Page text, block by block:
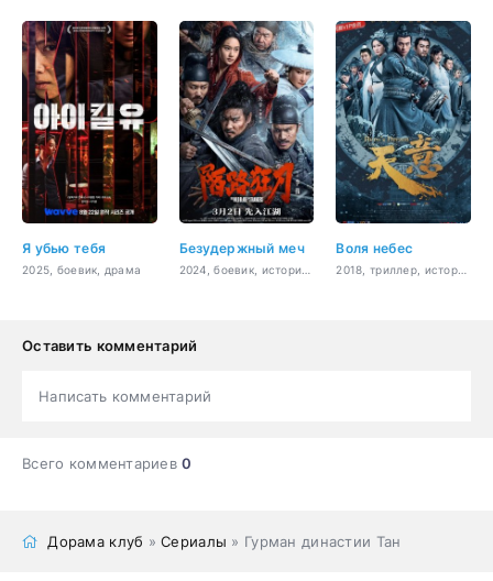
Я убью тебя
2025, боевик, драма
Безудержный меч Воля небес
2018, триллер, история, романтика, Sci-Fi
Оставить комментарий
Написать комментарий
Всего комментариев0
Дорама клуб »Сериалы » Гурман династии Тан